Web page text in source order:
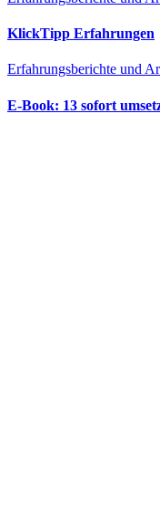
KlickTipp Erfahrungen
Erfahrungsberichte und
E‑Book: 13 sofort